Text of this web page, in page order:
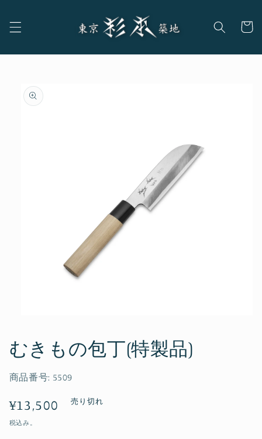
進む
ー
商品情
報にス
キップ
ル
メ
デ
ア
を
むきもの包丁(特製品)
商品番号: 5509
通
常
¥13,500 売り切れ
税込み。